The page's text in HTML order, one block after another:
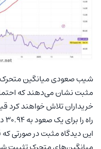
مثبت نشان می‌دهند که
راه را برای یک صعود به 30.94 دلار باز کنند.
این دیدگاه مثبت در صورتی